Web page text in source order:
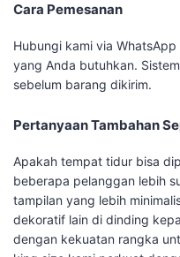
Cara Pemesanan
Hubungi kami via
yang Anda butuhkan.
sebelum barang dikirim.
Pertanyaan Tambahan
Apakah tempat tidur bisa
beberapa pelanggan lebih
tampilan yang lebih
dekoratif lain di dinding
dengan kekuatan rangka